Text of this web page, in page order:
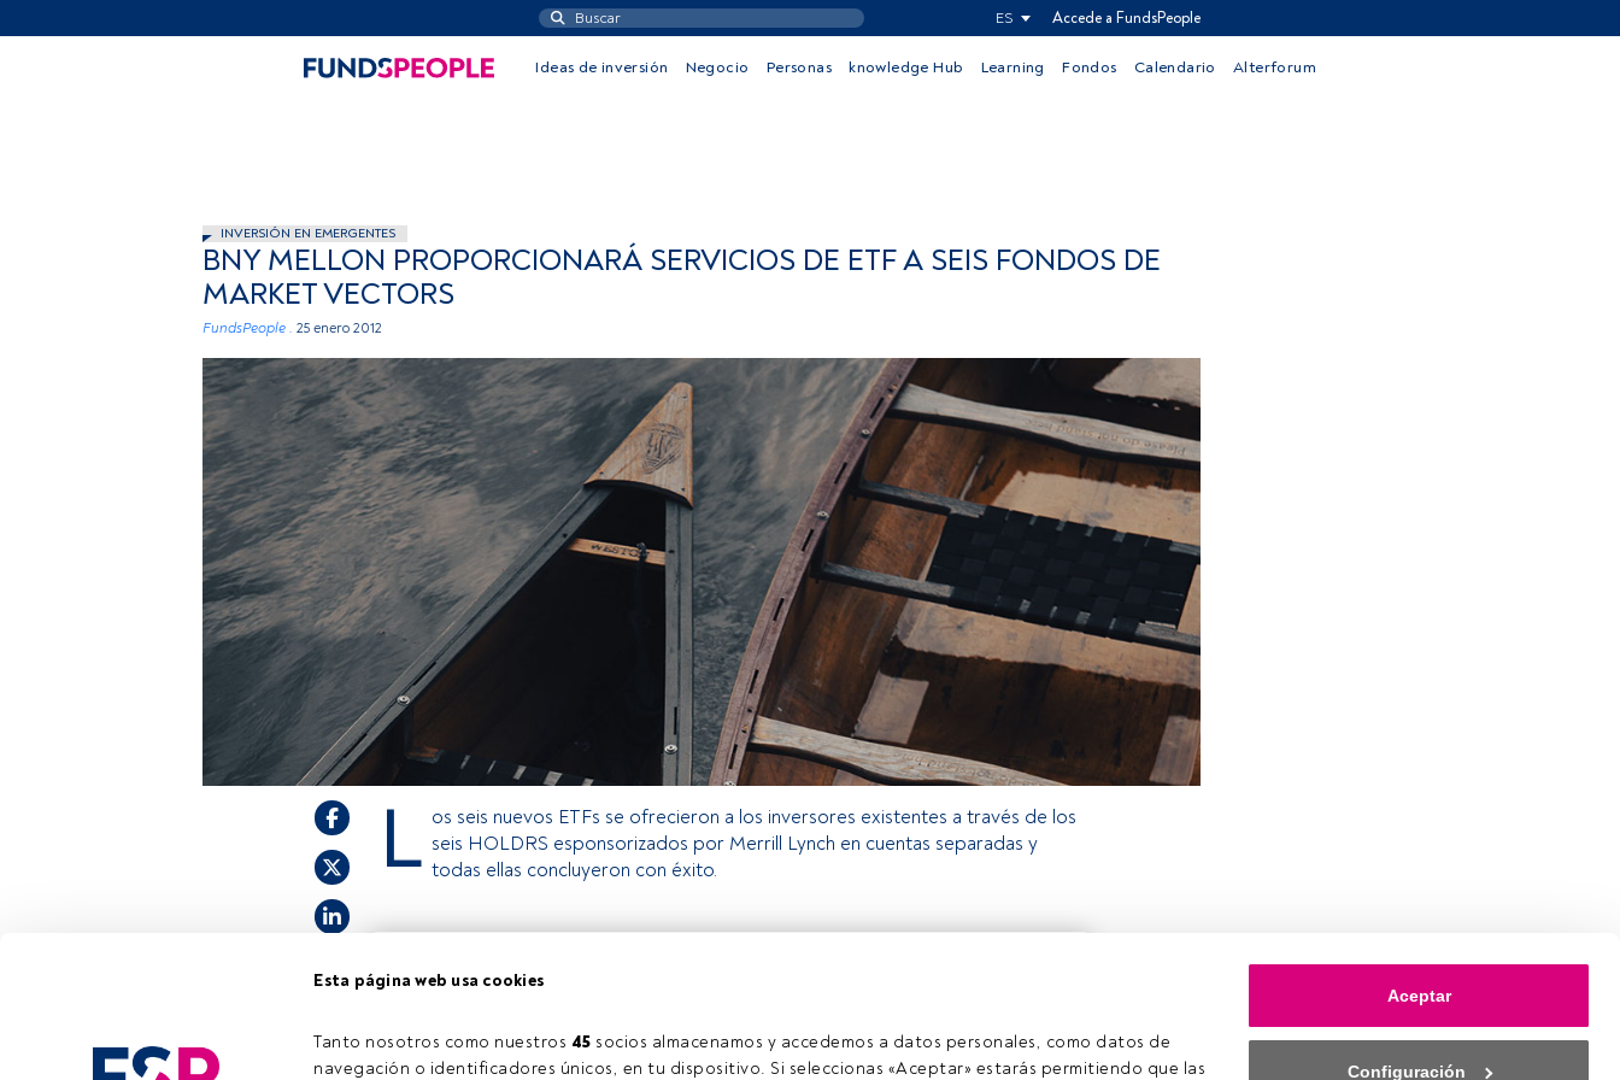
Esta página web usa cookies
Tanto nosotros como nuestros 45 socios almacenamos y accedemos a datos personales, como datos de
navegación o identificadores únicos, en tu dispositivo. Si seleccionas «Aceptar» estarás permitiendo que las
Aceptar
Configuración
ES Accede a FundsPeople
Ideas de inversión Negocio Personas knowledge Hub Learning Fondos Calendario Alterforum
INVERSIÓN EN EMERGENTES
BNY MELLON PROPORCIONARÁ SERVICIOS DE ETF A SEIS FONDOS DE
MARKET VECTORS
FundsPeople . 25 enero 2012
L os seis nuevos ETFs se ofrecieron a los inversores existentes a través de los
seis HOLDRS esponsorizados por Merrill Lynch en cuentas separadas y
todas ellas concluyeron con éxito.
estás registrado, accede desde el botón Login. Si aún no tienes cuenta, te
Accede a FundsPeople